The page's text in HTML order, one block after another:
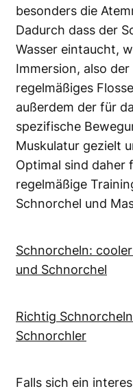
besonders die
Dadurch dass der
Wasser eintaucht,
Immersion, also
regelmäßiges
außerdem der für
spezifische
Muskulatur gezielt
Optimal sind daher
regelmäßige
Schnorchel und
Schnorcheln:
und Schnorchel
Richtig
Schnorchler
Falls sich ein